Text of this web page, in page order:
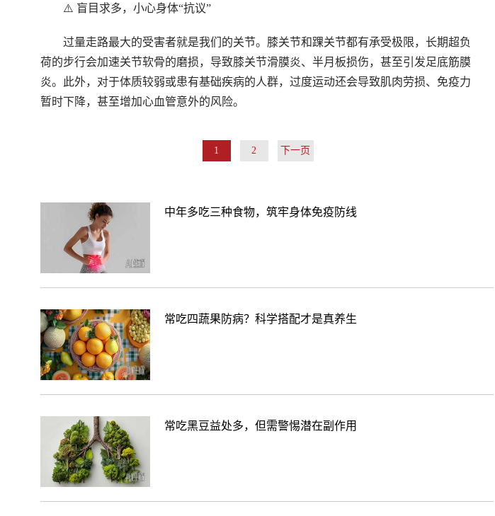
⚠️ 盲目求多，小心身体“抗议”
过量走路最大的受害者就是我们的关节。膝关节和踝关节都有承受极限，长期超负
荷的步行会加速关节软骨的磨损，导致膝关节滑膜炎、半月板损伤，甚至引发足底筋膜
炎。此外，对于体质较弱或患有基础疾病的人群，过度运动还会导致肌肉劳损、免疫力
暂时下降，甚至增加心血管意外的风险。
1 2 下一页
中年多吃三种食物，筑牢身体免疫防线
常吃四蔬果防病？科学搭配才是真养生
常吃黑豆益处多，但需警惕潜在副作用